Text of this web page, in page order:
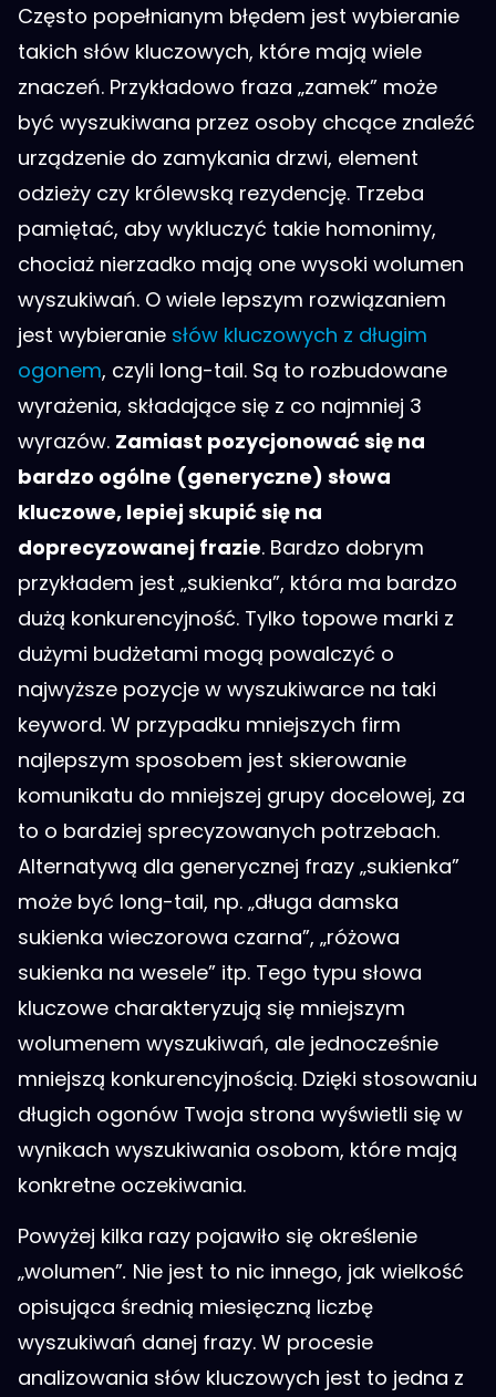
Często popełnianym błędem jest wybieranie
takich słów kluczowych, które mają wiele
znaczeń. Przykładowo fraza „zamek” może
być wyszukiwana przez osoby chcące znaleźć
urządzenie do zamykania drzwi, element
odzieży czy królewską rezydencję. Trzeba
pamiętać, aby wykluczyć takie homonimy,
chociaż nierzadko mają one wysoki wolumen
wyszukiwań. O wiele lepszym rozwiązaniem
jest wybieranie słów kluczowych z długim
ogonem, czyli long-tail. Są to rozbudowane
wyrażenia, składające się z co najmniej 3
wyrazów. Zamiast pozycjonować się na
bardzo ogólne (generyczne) słowa
kluczowe, lepiej skupić się na
doprecyzowanej frazie. Bardzo dobrym
przykładem jest „sukienka”, która ma bardzo
dużą konkurencyjność. Tylko topowe marki z
dużymi budżetami mogą powalczyć o
najwyższe pozycje w wyszukiwarce na taki
keyword. W przypadku mniejszych firm
najlepszym sposobem jest skierowanie
komunikatu do mniejszej grupy docelowej, za
to o bardziej sprecyzowanych potrzebach.
Alternatywą dla generycznej frazy „sukienka”
może być long-tail, np. „długa damska
sukienka wieczorowa czarna”, „różowa
sukienka na wesele” itp. Tego typu słowa
kluczowe charakteryzują się mniejszym
wolumenem wyszukiwań, ale jednocześnie
mniejszą konkurencyjnością. Dzięki stosowaniu
długich ogonów Twoja strona wyświetli się w
wynikach wyszukiwania osobom, które mają
konkretne oczekiwania.
Powyżej kilka razy pojawiło się określenie
„wolumen”. Nie jest to nic innego, jak wielkość
opisująca średnią miesięczną liczbę
wyszukiwań danej frazy. W procesie
analizowania słów kluczowych jest to jedna z